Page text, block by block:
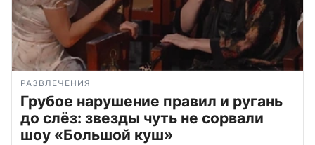
РАЗВЛЕЧЕНИЯ
Грубое нарушение правил и ругань
до слёз: звезды чуть не сорвали
шоу «Большой куш»